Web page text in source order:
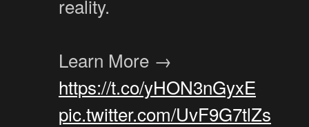
reality.
Learn More →
https://t.co/yHON3nGyxE
pic.twitter.com/UvF9G7tlZs